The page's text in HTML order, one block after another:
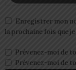
Enregistrer mon
la prochaine fois que
Prévenez-moi de
Prévenez-moi de